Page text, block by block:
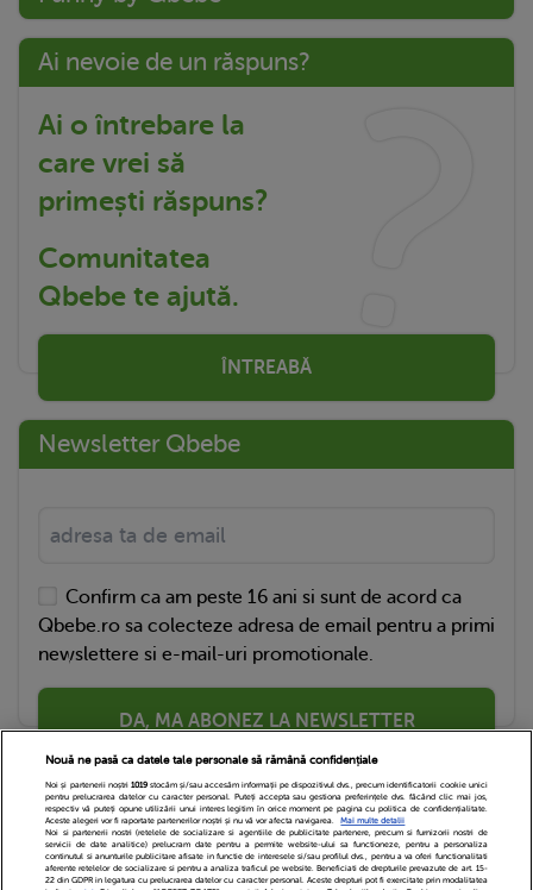
Ai nevoie de un răspuns?
Ai o întrebare la
care vrei să
primești răspuns?
Comunitatea
Qbebe te ajută.
ÎNTREABĂ
Newsletter Qbebe
Confirm ca am peste 16 ani si sunt de acord ca
Qbebe.ro sa colecteze adresa de email pentru a primi
newslettere si e-mail-uri promotionale.
DA, MA ABONEZ LA NEWSLETTER
Nouă ne pasă ca datele tale personale să rămână confidențiale
Noi și partenerii noștri 1019stocăm și/sau accesăm informații pe dispozitivul dvs., precum identificatorii cookie unici
pentru prelucrarea datelor cu caracter personal. Puteți accepta sau gestiona preferințele dvs. făcând clic mai jos,
respectiv vă puteți opune utilizării unui interes legitim în orice moment pe pagina cu politica de confidențialitate.
Aceste alegeri vor fi raportate partenerilor noștri și nu vă vor afecta navigarea.
Mai multe detalii
Noi si partenerii nostri (retelele de socializare si agentiile de publicitate partenere, precum si furnizorii nostri de
servicii de date analitice) prelucram date pentru a permite website-ului sa functioneze, pentru a personaliza
continutul si anunturile publicitare afisate in functie de interesele si/sau profilul dvs., pentru a va oferi functionalitati
aferente retelelor de socializare si pentru a analiza traficul pe website. Beneficiati de drepturile prevazute de art. 15-
22 din GDPR in legatura cu prelucrarea datelor cu caracter personal. Aceste drepturi pot fi exercitate prin modalitatea